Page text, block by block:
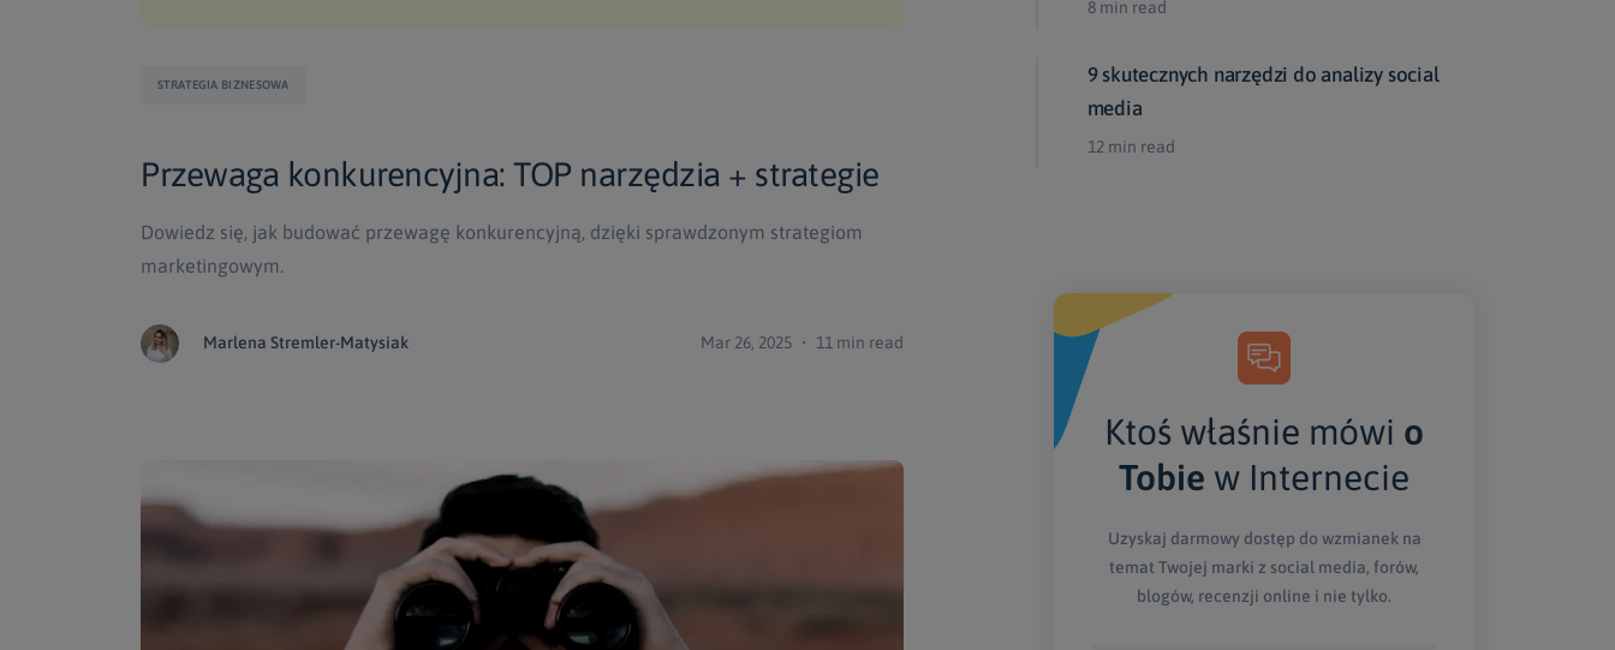
STRATEGIA BIZNESOWA
Przewaga konkurencyjna: TOP narzędzia + strategie
Dowiedz się, jak budować przewagę konkurencyjną, dzięki sprawdzonym strategiom
marketingowym.
Marlena Stremler-Matysiak Mar 26, 2025 ・ 11 min read
8 min read
9 skutecznych narzędzi do analizy social
media
12 min read
Ktoś właśnie mówi o
Tobie w Internecie
Uzyskaj darmowy dostęp do wzmianek na
temat Twojej marki z social media, forów,
blogów, recenzji online i nie tylko.